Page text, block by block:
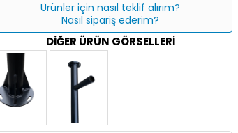
Ürünler için nasıl teklif alırım?
Nasıl sipariş ederim?
DIĞER ÜRÜN GÖRSELLERI